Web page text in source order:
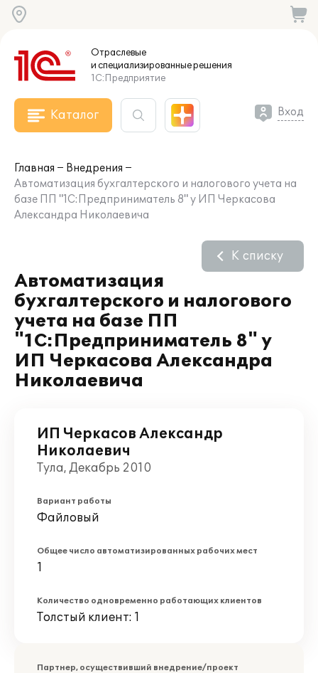
Отраслевые
и специализированныерешения
1С:Предприятие
Каталог Вход
Главная
Внедрения
Автоматизация бухгалтерского и налогового учета на
базе ПП "1С:Предприниматель 8" у ИП Черкасова
Александра Николаевича
Автоматизация
бухгалтерского и налогового
учета на базе ПП
"1С:Предприниматель 8" у
ИП Черкасова Александра
Николаевича
К списку
ИП Черкасов Александр
Николаевич
Тула, Декабрь 2010
Вариант работы
Файловый
Общее число автоматизированных рабочих мест
1
Количество одновременно работающих клиентов
Толстый клиент: 1
Партнер, осуществивший внедрение/проект